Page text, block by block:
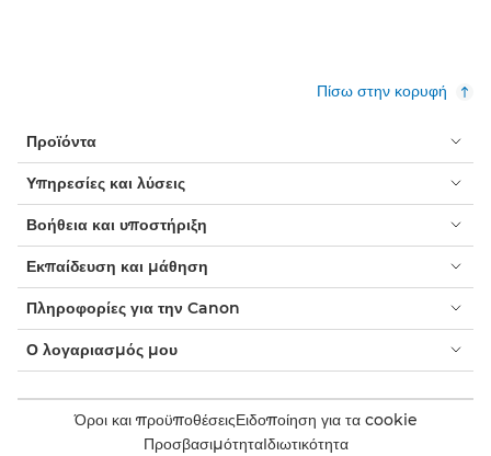
Πίσω στην κορυφή
Προϊόντα
Υπηρεσίες και λύσεις
Βοήθεια και υποστήριξη
Εκπαίδευση και μάθηση
Πληροφορίες για την Canon
Ο λογαριασμός μου
Όροι και προϋποθέσειςΕιδοποίηση για τα cookie
ΠροσβασιμότηταΙδιωτικότητα